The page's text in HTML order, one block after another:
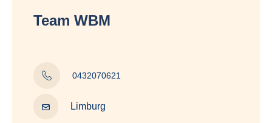
Team WBM
0432070621
Limburg